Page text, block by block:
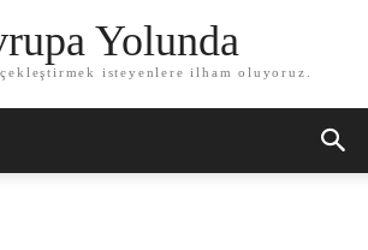
Yolunda
isteyenlere ilham oluyoruz.